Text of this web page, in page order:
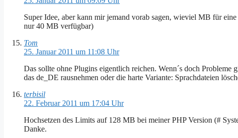
Super Idee, aber kann mir jemand vorab sagen, wieviel MB für
nur 40 MB verfügbar)
Tom
25. Januar 2011 um 11:08 Uhr
Das sollte ohne Plugins eigentlich reichen. Wenn´s doch
das de_DE rausnehmen oder die harte Variante: Sprachdateien
terbisil
22. Februar 2011 um 17:04 Uhr
Hochsetzen des Limits auf 128 MB bei meiner PHP Version (#
Danke.